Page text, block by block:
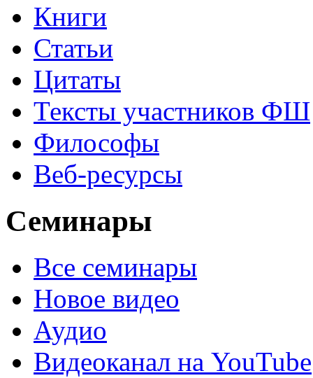
Книги
Статьи
Цитаты
Тексты участников ФШ
Философы
Веб-ресурсы
Семинары
Все семинары
Новое видео
Аудио
Видеоканал на YouTube